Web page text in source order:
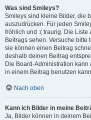
Was sind Smileys?
Smileys sind kleine Bilder, die
auszudrücken. Für jeden
fröhlich und :( traurig. Die Liste
Beitrags sehen. Versuche
sie können einen Beitrag
deshalb deinen Beitrag
Die Board-Administration
in einem Beitrag benutzen
Nach oben
Kann ich Bilder in meine
Ja, Bilder können in deinem